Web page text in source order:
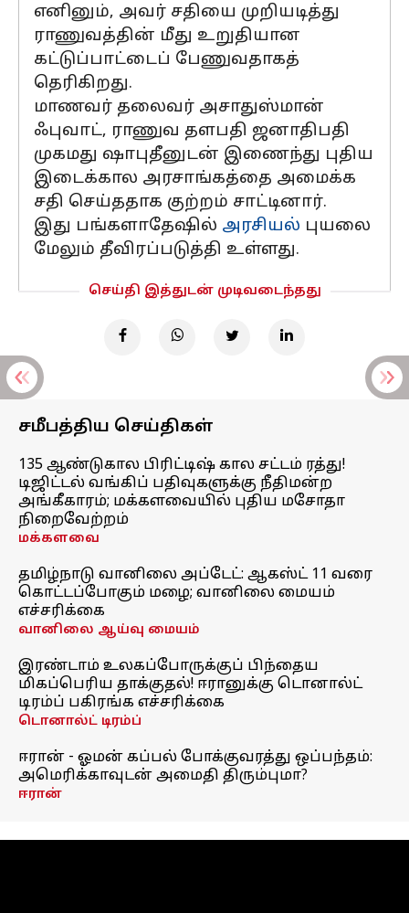
எனினும், அவர் சதியை முறியடித்து
ராணுவத்தின் மீது உறுதியான
கட்டுப்பாட்டைப் பேணுவதாகத்
தெரிகிறது.
மாணவர் தலைவர் அசாதுஸ்மான்
ஃபுவாட், ராணுவ தளபதி ஜனாதிபதி
முகமது ஷாபுதீனுடன் இணைந்து புதிய
இடைக்கால அரசாங்கத்தை அமைக்க
சதி செய்ததாக குற்றம் சாட்டினார்.
இது பங்களாதேஷில் அரசியல் புயலை
மேலும் தீவிரப்படுத்தி உள்ளது.
செய்தி இத்துடன் முடிவடைந்தது
சமீபத்திய செய்திகள்
135 ஆண்டுகால பிரிட்டிஷ் கால சட்டம் ரத்து!
டிஜிட்டல் வங்கிப் பதிவுகளுக்கு நீதிமன்ற
அங்கீகாரம்; மக்களவையில் புதிய மசோதா
நிறைவேற்றம்
மக்களவை
தமிழ்நாடு வானிலை அப்டேட்: ஆகஸ்ட் 11 வரை
கொட்டப்போகும் மழை; வானிலை மையம்
எச்சரிக்கை
வானிலை ஆய்வு மையம்
இரண்டாம் உலகப்போருக்குப் பிந்தைய
மிகப்பெரிய தாக்குதல்! ஈரானுக்கு டொனால்ட்
டிரம்ப் பகிரங்க எச்சரிக்கை
டொனால்ட் டிரம்ப்
ஈரான் - ஓமன் கப்பல் போக்குவரத்து ஒப்பந்தம்:
அமெரிக்காவுடன் அமைதி திரும்புமா?
ஈரான்